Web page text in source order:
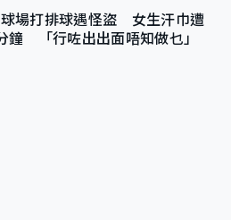
場打排球遇怪盜 女生汗巾遭
鐘 「行咗出出面唔知做乜」